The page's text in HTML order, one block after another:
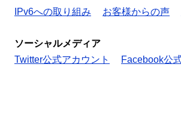
IPv6への取り組み
お客様からの声
ソーシャルメディア
Twitter公式アカウント
Facebook公